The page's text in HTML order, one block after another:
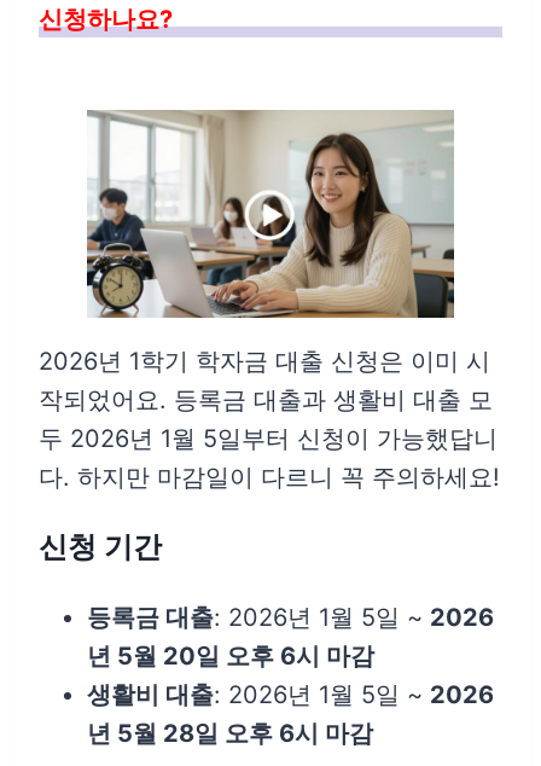
신청하나요?
2026년 1학기 학자금 대출 신청은 이미 시
작되었어요. 등록금 대출과 생활비 대출 모
두 2026년 1월 5일부터 신청이 가능했답니
다. 하지만 마감일이 다르니 꼭 주의하세요!
신청 기간
등록금 대출: 2026년 1월 5일 ~ 2026
년 5월 20일 오후 6시 마감
생활비 대출: 2026년 1월 5일 ~ 2026
년 5월 28일 오후 6시 마감